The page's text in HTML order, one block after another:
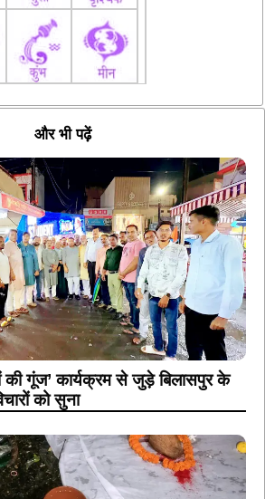
और भी पढ़ें
की गूंज’ कार्यक्रम से जुड़े बिलासपुर के
को सुना